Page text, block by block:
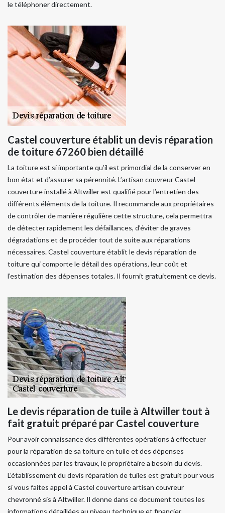
le téléphoner directement.
Castel couverture établit un devis réparation
de toiture 67260 bien détaillé
La toiture est si importante qu’il est primordial de la conserver en
bon état et d’assurer sa pérennité. L’artisan couvreur Castel
couverture installé à Altwiller est qualifié pour l’entretien des
différents éléments de la toiture. Il recommande aux propriétaires
de contrôler de manière régulière cette structure, cela permettra
de détecter rapidement les défaillances, d’éviter de graves
dégradations et de procéder tout de suite aux réparations
nécessaires. Castel couverture établit le devis réparation de
toiture qui comporte le détail des opérations, leur coût et
l’estimation des dépenses totales. Il fournit gratuitement ce devis.
Le devis réparation de tuile à Altwiller tout à
fait gratuit préparé par Castel couverture
Pour avoir connaissance des différentes opérations à effectuer
pour la réparation de sa toiture en tuile et des dépenses
occasionnées par les travaux, le propriétaire a besoin du devis.
L’établissement du devis réparation de tuiles est gratuit pour vous
si vous faites appel à Castel couverture artisan couvreur
chevronné sis à Altwiller. Il donne dans ce document toutes les
informations détaillées au niveau technique et financier